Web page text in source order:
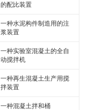
的配比装置
一种水泥构件制造用的注
浆装置
一种实验室混凝土的全自
动搅拌机
一种再生混凝土生产用搅
拌装置
一种混凝土拌和桶